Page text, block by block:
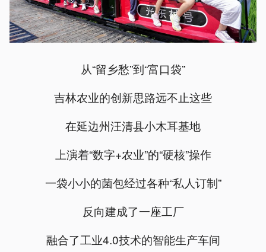
从“留乡愁”到“富口袋”
吉林农业的创新思路远不止这些
在延边州汪清县小木耳基地
上演着“数字+农业”的“硬核”操作
一袋小小的菌包经过各种“私人订制”
反向建成了一座工厂
融合了工业4.0技术的智能生产车间